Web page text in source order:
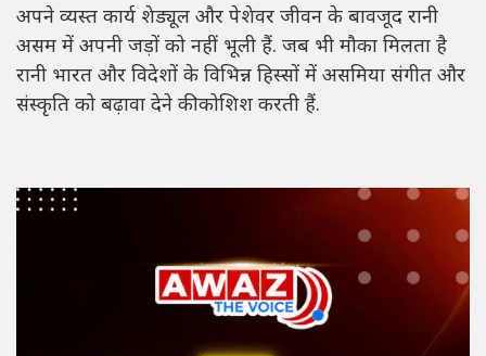
अपने व्यस्त कार्य शेड्यूल और पेशेवर जीवन के बावजूद रानी
असम में अपनी जड़ों को नहीं भूली हैं. जब भी मौका मिलता है
रानी भारत और विदेशों के विभिन्न हिस्सों में असमिया संगीत और
संस्कृति को बढ़ावा देने की कोशिश करती हैं.